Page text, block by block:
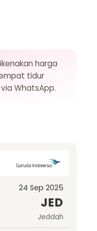
harga
tidur
WhatsApp.
24 Sep 2025
JED
Jeddah